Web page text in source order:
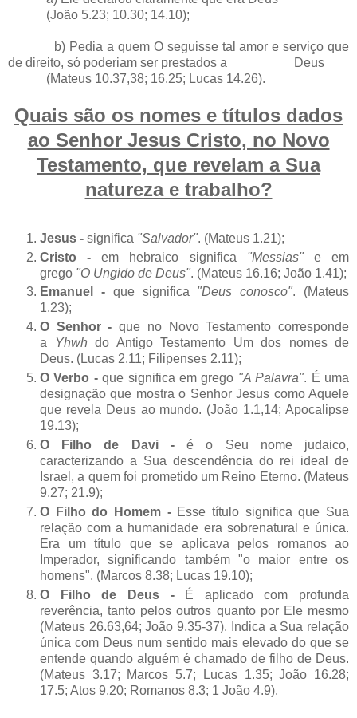
(João 5.23; 10.30; 14.10);
b) Pedia a quem O seguisse tal amor e serviço que
de direito, só poderiam ser prestados a Deus
(Mateus 10.37,38; 16.25; Lucas 14.26).
Quais são os nomes e títulos dados
ao Senhor Jesus Cristo, no Novo
Testamento, que revelam a Sua
natureza e trabalho?
Jesus - significa "Salvador". (Mateus 1.21);
Cristo -em hebraico significa "Messias"e em
grego "O Ungido de Deus". (Mateus 16.16; João 1.41);
Emanuel - que significa "Deus conosco". (Mateus
1.23);
O Senhor -que no Novo Testamento corresponde
a
Yhwh do Antigo Testamento Um dos nomes de
Deus. (Lucas 2.11; Filipenses 2.11);
O Verbo -que significa em grego "A Palavra". É uma
designação que mostra o Senhor Jesus como Aquele
que revela Deus ao mundo. (João 1.1,14; Apocalipse
19.13);
O Filho de Davi -é o Seu nome judaico,
caracterizando a Sua descendência do rei ideal de
Israel, a quem foi prometido um Reino Eterno. (Mateus
9.27; 21.9);
O Filho do Homem - Esse título significa que Sua
relação com a humanidade era sobrenatural e única.
Era um título que se aplicava pelos romanos ao
Imperador, significando também "o maior entre os
homens". (Marcos 8.38; Lucas 19.10);
O Filho de Deus -
É aplicado com profunda
reverência, tanto pelos outros quanto por Ele mesmo
(Mateus 26.63,64; João 9.35-37). Indica a Sua relação
única com Deus num sentido mais elevado do que se
entende quando alguém é chamado de filho de Deus.
(Mateus 3.17; Marcos 5.7; Lucas 1.35; João 16.28;
17.5; Atos 9.20; Romanos 8.3; 1 João 4.9).